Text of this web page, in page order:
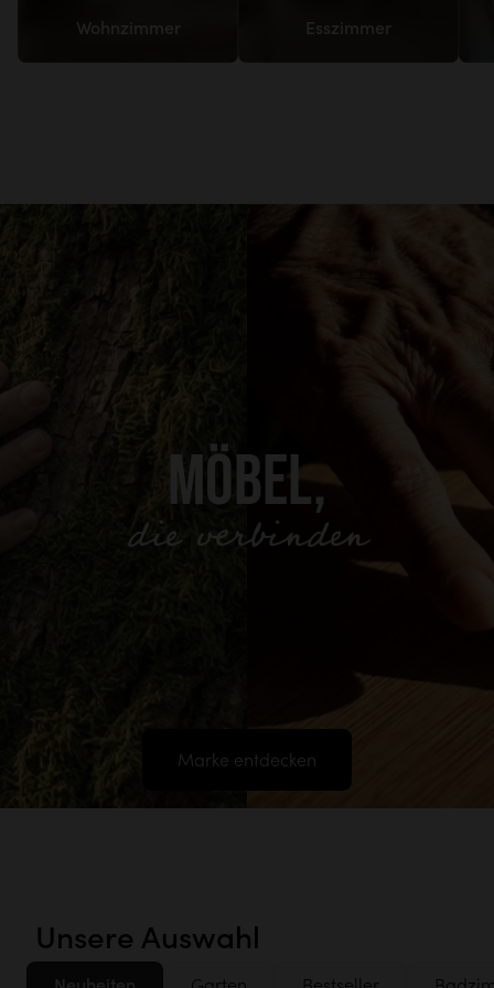
Wohnzimmer Esszimmer
MÖBEL,
die verbinden
Marke entdecken
Unsere Auswahl